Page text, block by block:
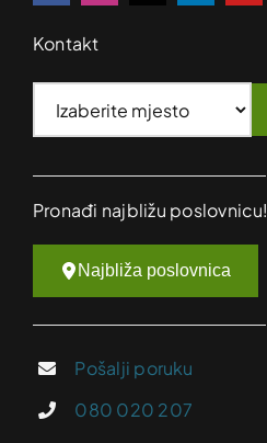
Kontakt
Pronađi najbližu poslovnicu!
Najbliža poslovnica
Pošalji poruku
080 020 207